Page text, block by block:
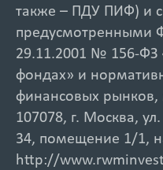
также – ПДУ ПИФ) и
предусмотренными
29.11.2001 № 156-ФЗ
фондах» и
финансовых
107078, г. Москва,
34, помещение 1/1,
http://